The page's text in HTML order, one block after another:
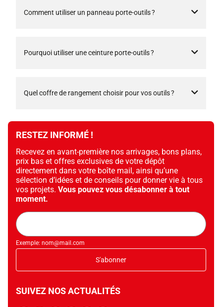
Comment utiliser un panneau porte-outils ?
Pourquoi utiliser une ceinture porte-outils ?
Quel coffre de rangement choisir pour vos outils ?
RESTEZ INFORMÉ !
Recevez en avant-première nos arrivages, bons plans,
prix bas et offres exclusives de votre dépôt
directement dans votre boîte mail, ainsi qu’une
sélection d’idées et de conseils pour donner vie à tous
vos projets. Vous pouvez vous désabonner à tout
moment.
Adresse
mail
Exemple: nom@mail.com
S'abonner
SUIVEZ NOS ACTUALITÉS